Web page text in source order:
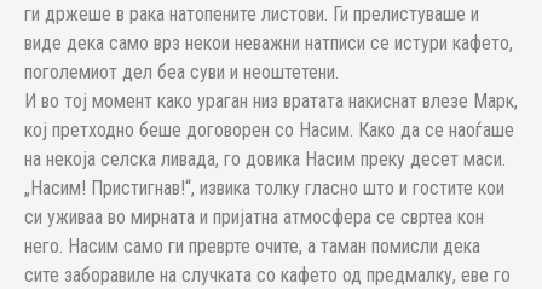
ги држеше в рака натопените листови. Ги прелистуваше и
виде дека само врз некои неважни натписи се истури кафето,
поголемиот дел беа суви и неоштетени.
И во тој момент како ураган низ вратата накиснат влезе Марк,
кој претходно беше договорен со Насим. Како да се наоѓаше
на некоја селска ливада, го довика Насим преку десет маси.
„Насим! Пристигнав!“, извика толку гласно што и гостите кои
си уживаа во мирната и пријатна атмосфера се свртеа кон
него. Насим само ги преврте очите, а таман помисли дека
сите заборавиле на случката со кафето од предмалку, еве го